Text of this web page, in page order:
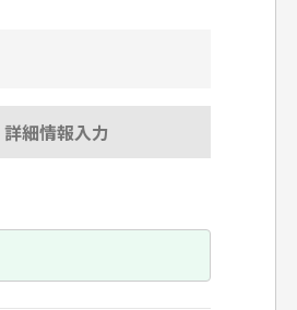
詳細情報入力